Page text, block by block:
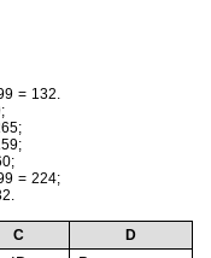
= 132.
= 224;
C D